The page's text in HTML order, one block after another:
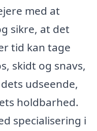
med at
sikre, at det
tid kan tage
skidt og snavs,
udseende,
holdbarhed.
specialisering i